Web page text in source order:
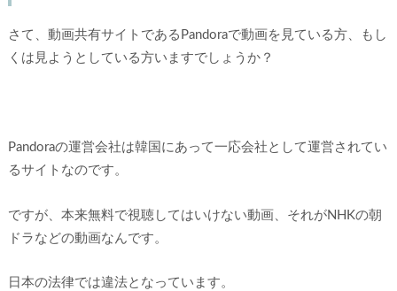
さて、動画共有サイトであるPandoraで動画を見ている方、もし
くは見ようとしている方いますでしょうか？
Pandoraの運営会社は韓国にあって一応会社として運営されてい
るサイトなのです。
ですが、本来無料で視聴してはいけない動画、それがNHKの朝
ドラなどの動画なんです。
日本の法律では違法となっています。